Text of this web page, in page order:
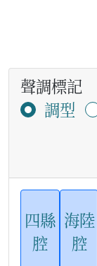
聲調標記
調型
四縣
腔
海陸
腔